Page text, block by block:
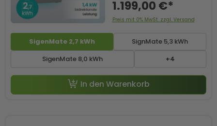
SigenMate 2,7 kWh
SignMate 5,3 kWh
SigenMate 8,0 kWh
+4
1.199,00 €*
Preis mit 0% MwSt. zzgl. Versand
In den Warenkorb